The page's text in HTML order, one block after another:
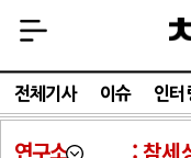
전체기사 이슈 인터
연구소 참세